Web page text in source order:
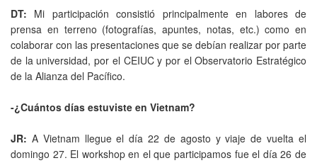
DT: Mi participación consistió principalmente en labores de
prensa en terreno (fotografías, apuntes, notas, etc.) como en
colaborar con las presentaciones que se debían realizar por parte
de la universidad, por el CEIUC y por el Observatorio Estratégico
de la Alianza del Pacífico.
-¿Cuántos días estuviste en Vietnam?
JR: A Vietnam llegue el día 22 de agosto y viaje de vuelta el
domingo 27. El workshop en el que participamos fue el día 26 de